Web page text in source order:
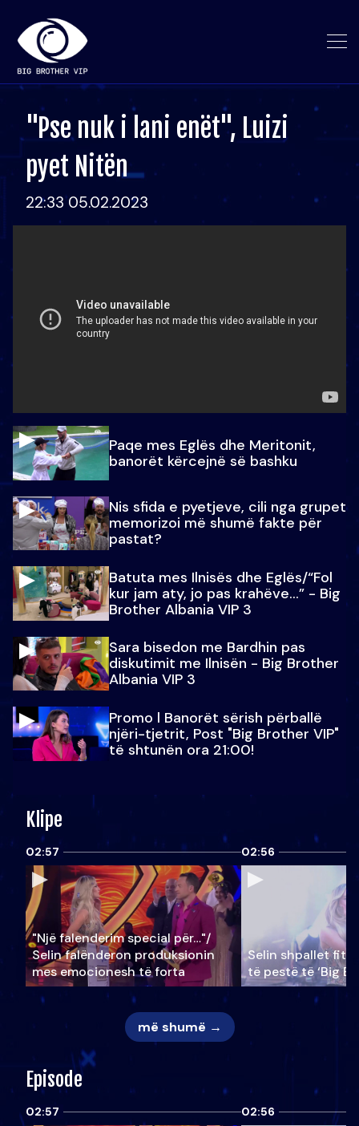
"Pse nuk i lani enët", Luizi
pyet Nitën
22:33 05.02.2023
Paqe mes Eglës dhe Meritonit,
banorët kërcejnë së bashku
Nis sfida e pyetjeve, cili nga grupet
memorizoi më shumë fakte për
pastat?
Batuta mes Ilnisës dhe Eglës/“Fol
kur jam aty, jo pas krahëve…” - Big
Brother Albania VIP 3
Sara bisedon me Bardhin pas
diskutimit me Ilnisën - Big Brother
Albania VIP 3
Promo l Banorët sërish përballë
njëri-tjetrit, Post "Big Brother VIP"
të shtunën ora 21:00!
Klipe
02:57
"Një falenderim special për…"/
Selin falënderon produksionin
mes emocionesh të forta
02:56
Selin shpallet
të pestë të ‘Big
më shumë →
Episode
02:57 02:56